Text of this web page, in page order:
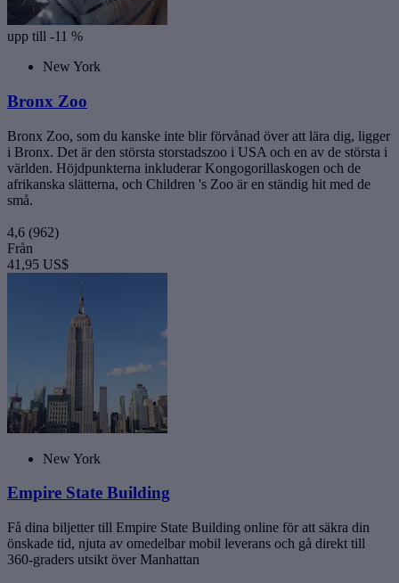
upp till -11 %
New York
Bronx Zoo
Bronx Zoo, som du kanske inte blir förvånad över att lära dig, ligger
i Bronx. Det är den största storstadszoo i USA och en av de största i
världen. Höjdpunkterna inkluderar Kongogorillaskogen och de
afrikanska slätterna, och Children 's Zoo är en ständig hit med de
små.
4,6 (962)
Från
41,95 US$
New York
Empire State Building
Få dina biljetter till Empire State Building online för att säkra din
önskade tid, njuta av omedelbar mobil leverans och gå direkt till
360-graders utsikt över Manhattan